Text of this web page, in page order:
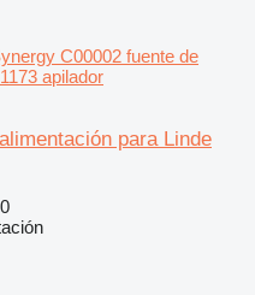
C00002 fuente de
apilador
para Linde